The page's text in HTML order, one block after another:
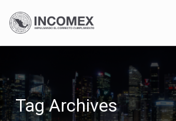
Tag Archives